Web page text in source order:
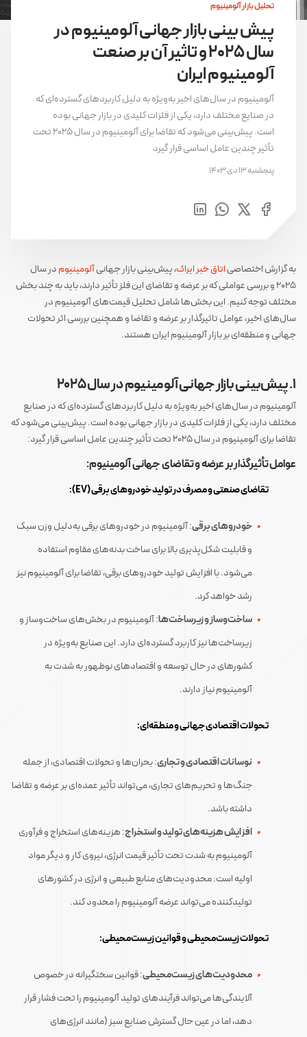
تحلیل بازار آلومینیوم
پیش بینی بازار جهانی آلومینیوم در
سال 2025 و تاثیر آن بر صنعت
آلومینیوم ایران
آلومینیوم در سال‌های اخیر به‌ویژه به دلیل کاربردهای گسترده‌ای که
در صنایع مختلف دارد، یکی از فلزات کلیدی در بازار جهانی بوده
است. پیش‌بینی می‌شود که تقاضا برای آلومینیوم در سال 2025 تحت
تأثیر چندین عامل اساسی قرار گیرد
پنجشنبه 13 دی 1403
به گزارش اختصاصیاتاق خبر ایراک، پیش‌بینی بازار جهانیآلومینیومدر سال
2025 و بررسی عواملی که بر عرضه و تقاضای این فلز تأثیر دارند، باید به چند بخش
مختلف توجه کنیم. این بخش‌ها شامل تحلیل قیمت‌های آلومینیوم در
سال‌های اخیر، عوامل تاثیرگذار بر عرضه و تقاضا و همچنین بررسی اثر تحولات
جهانی و منطقه‌ای بر بازار آلومینیوم ایران هستند.
1. پیش‌بینی بازار جهانی آلومینیوم در سال 2025
آلومینیوم در سال‌های اخیر به‌ویژه به دلیل کاربردهای گسترده‌ای که در صنایع
مختلف دارد، یکی از فلزات کلیدی در بازار جهانی بوده است. پیش‌بینی می‌شود که
تقاضا برای آلومینیوم در سال 2025 تحت تأثیر چندین عامل اساسی قرار گیرد:
عوامل تأثیرگذار بر عرضه و تقاضای جهانی آلومینیوم:
تقاضای صنعتی و مصرف در تولید خودروهای برقی (EV):
خودروهای برقی: آلومینیوم در خودروهای برقی به‌دلیل وزن سبک
و قابلیت شکل‌پذیری بالا برای ساخت بدنه‌های مقاوم استفاده
می‌شود. با افزایش تولید خودروهای برقی، تقاضا برای آلومینیوم نیز
رشد خواهد کرد.
ساخت‌وساز و زیرساخت‌ها: آلومینیوم در بخش‌های ساخت‌وساز و
زیرساخت‌ها نیز کاربرد گسترده‌ای دارد. این صنایع به‌ویژه در
کشورهای در حال توسعه و اقتصادهای نوظهور به شدت به
آلومینیوم نیاز دارند.
تحولات اقتصادی جهانی و منطقه‌ای:
نوسانات اقتصادی و تجاری: بحران‌ها و تحولات اقتصادی، از جمله
جنگ‌ها و تحریم‌های تجاری، می‌تواند تأثیر عمده‌ای بر عرضه و تقاضا
داشته باشد.
افزایش هزینه‌های تولید و استخراج: هزینه‌های استخراج و فرآوری
آلومینیوم به شدت تحت تأثیر قیمت انرژی، نیروی کار و دیگر مواد
اولیه است. محدودیت‌های منابع طبیعی و انرژی در کشورهای
تولیدکننده می‌تواند عرضه آلومینیوم را محدود کند.
تحولات زیست‌محیطی و قوانین زیست‌محیطی:
محدودیت‌های زیست‌محیطی: قوانین سختگیرانه در خصوص
آلایندگی‌ها می‌تواند فرآیندهای تولید آلومینیوم را تحت فشار قرار
دهد، اما در عین حال گسترش صنایع سبز (مانند انرژی‌های